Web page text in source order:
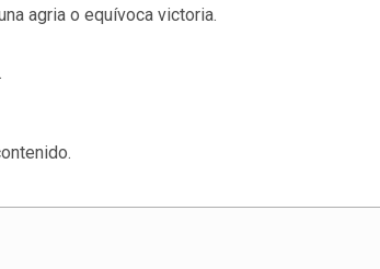
agria o equívoca victoria.